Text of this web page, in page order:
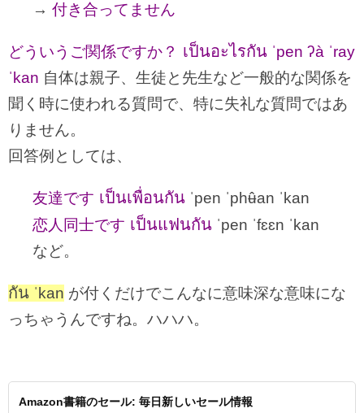
→ 付き合ってません
どういうご関係ですか？ เป็นอะไรกัน ˈpen ʔà ˈray
ˈkan 自体は親子、生徒と先生など一般的な関係を
聞く時に使われる質問で、特に失礼な質問ではあ
りません。
回答例としては、
友達です เป็นเพื่อนกัน ˈpen ˈphʉ̂an ˈkan
恋人同士です เป็นแฟนกัน ˈpen ˈfɛɛn ˈkan
など。
กัน ˈkan が付くだけでこんなに意味深な意味にな
っちゃうんですね。ハハハ。
Amazon書籍のセール: 毎日新しいセール情報